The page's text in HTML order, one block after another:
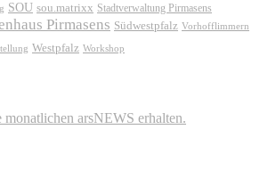
SOU sou.matrixx Stadtverwaltung Pirmasens
Pirmasens Südwestpfalz Vorhofflimmern
Westpfalz Workshop
monatlichen arsNEWS erhalten.